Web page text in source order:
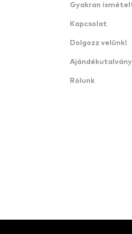
Gyakran
Kapcsolat
Dolgozz velünk!
Rólunk